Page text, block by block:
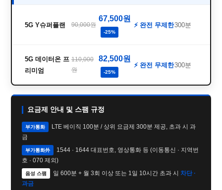
5G Y슈퍼플랜 90,000원
67,500원
-25%
⚡ 완전 무제한300분
5G 데이터온 프
리미엄
110,000
원
82,500원
-25%
⚡ 완전 무제한300분
요금제 안내 및 스팸 규정
부가통화
LTE 베이직 100분 / 상위 요금제 300분 제공, 초과 시 과
금
부가통화外
1544 · 1644 대표번호, 영상통화 등 (이동통신 · 지역번
호 · 070 제외)
음성 스팸 일 600분 + 월 3회 이상 또는 1일 10시간 초과 시 차단 ·
과금